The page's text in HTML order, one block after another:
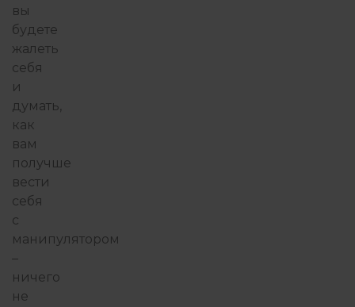
вы
будете
жалеть
себя
и
думать,
как
вам
получше
вести
себя
с
манипулятором
–
ничего
не